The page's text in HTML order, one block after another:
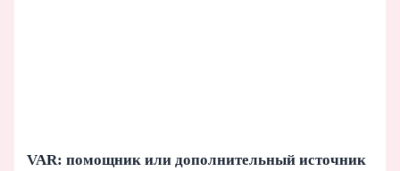
VAR: помощник или дополнительный источник